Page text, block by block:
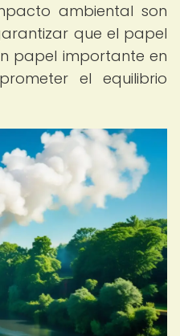
ambiental son
que el papel
papel importante en
el equilibrio